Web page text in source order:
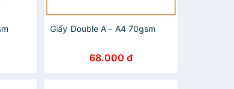
Giấy Double A - A4 70gsm
68.000 đ